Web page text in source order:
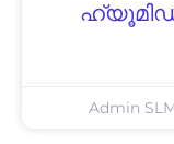
Admin